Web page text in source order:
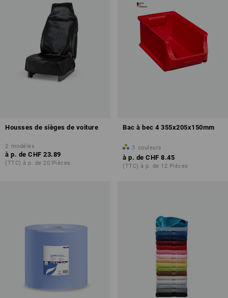
Housses de sièges de voiture
2 modèles
à p. de CHF 23.89
(TTC) à p. de 20 Pièces
Bac à bec 4 355x205x150mm
3 couleurs
à p. de CHF 8.45
(TTC) à p. de 12 Pièces